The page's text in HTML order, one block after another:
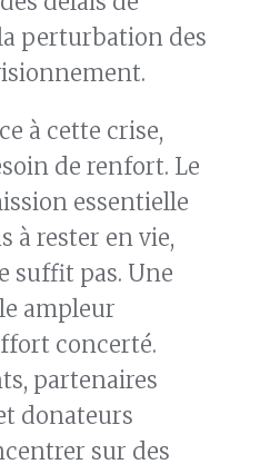
perturbation des
à cette crise,
de renfort. Le
essentielle
à rester en vie,
suffit pas. Une
ampleur
concerté.
partenaires
donateurs
sur des